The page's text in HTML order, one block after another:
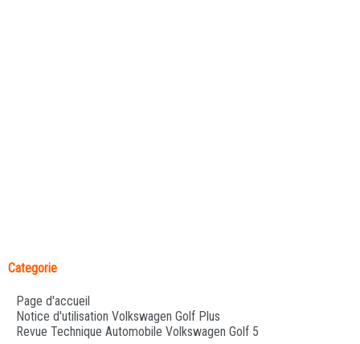
Categorie
Page d'accueil
Notice d'utilisation Volkswagen Golf Plus
Revue Technique Automobile Volkswagen Golf 5